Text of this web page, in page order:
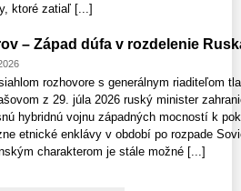
ktoré zatiaľ [...]
– Západ dúfa v rozdelenie
rozhovore s generálnym riaditeľom
z 29. júla 2026 ruský minister
hybridnú vojnu západných mocností k
etnické enklávy v období po rozpade
charakterom je stále možné [...]